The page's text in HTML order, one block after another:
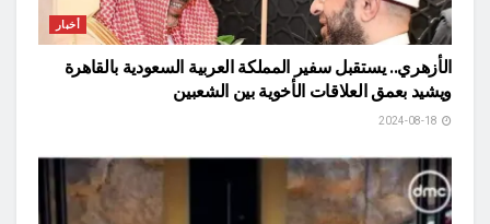
أخبار
الأزهري.. يستقبل سفير المملكة العربية السعودية بالقاهرة
ويشيد بعمق العلاقات الأخوية بين الشعبين